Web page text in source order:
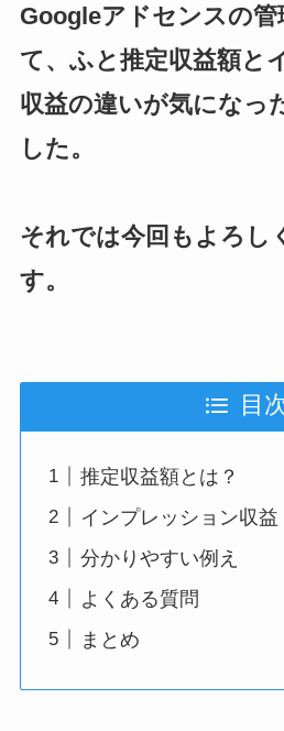
Googleアドセンスの管
て、ふと推定収益額と
収益の違いが気になっ
した。
それでは今回もよろし
す。
目
推定収益額とは？
インプレッション収益
分かりやすい例え
よくある質問
まとめ